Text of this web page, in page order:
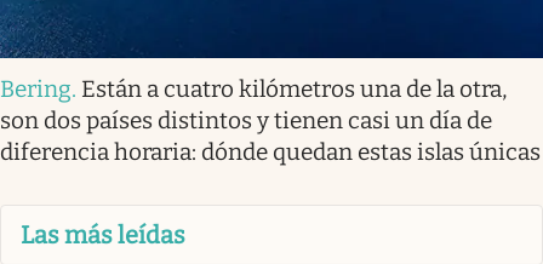
Bering. Están a cuatro kilómetros una de la otra,
son dos países distintos y tienen casi un día de
diferencia horaria: dónde quedan estas islas únicas
Las más leídas